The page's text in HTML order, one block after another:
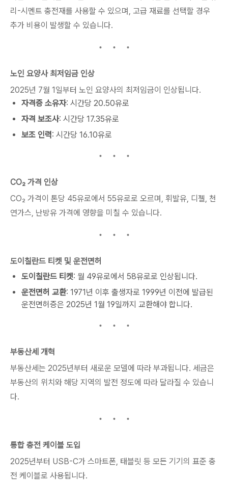
리-시멘트 충전재를 사용할 수 있으며, 고급 재료를 선택할 경우
추가 비용이 발생할 수 있습니다.
노인 요양사 최저임금 인상
2025년 7월 1일부터 노인 요양사의 최저임금이 인상됩니다.
자격증 소유자: 시간당 20.50유로
자격 보조사: 시간당 17.35유로
보조 인력: 시간당 16.10유로
CO₂ 가격 인상
CO₂ 가격이 톤당 45유로에서 55유로로 오르며, 휘발유, 디젤, 천
연가스, 난방유 가격에 영향을 미칠 수 있습니다.
도이칠란드 티켓 및 운전면허
도이칠란드 티켓: 월 49유로에서 58유로로 인상됩니다.
운전면허 교환: 1971년 이후 출생자로 1999년 이전에 발급된
운전면허증은 2025년 1월 19일까지 교환해야 합니다.
부동산세 개혁
부동산세는 2025년부터 새로운 모델에 따라 부과됩니다. 세금은
부동산의 위치와 해당 지역의 발전 정도에 따라 달라질 수 있습니
다.
통합 충전 케이블 도입
2025년부터 USB-C가 스마트폰, 태블릿 등 모든 기기의 표준 충
전 케이블로 사용됩니다.